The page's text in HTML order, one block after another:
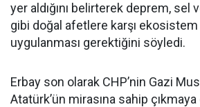
yer aldığını belirterek deprem, sel
gibi doğal afetlere karşı ekosistem
uygulanması gerektiğini söyledi.
Erbay son olarak CHP’nin Gazi
Atatürk’ün mirasına sahip